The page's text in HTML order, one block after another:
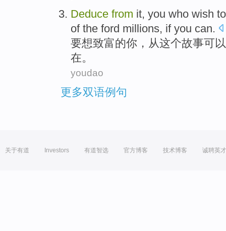
Deduce from it, you who wish
ofthe ford millions, if you can.
要想致富的你 ， 从这个故事可以
在。
youdao
更多双语例句
关于有道 Investors 有道智选 官方博客 技术博客 诚聘英才